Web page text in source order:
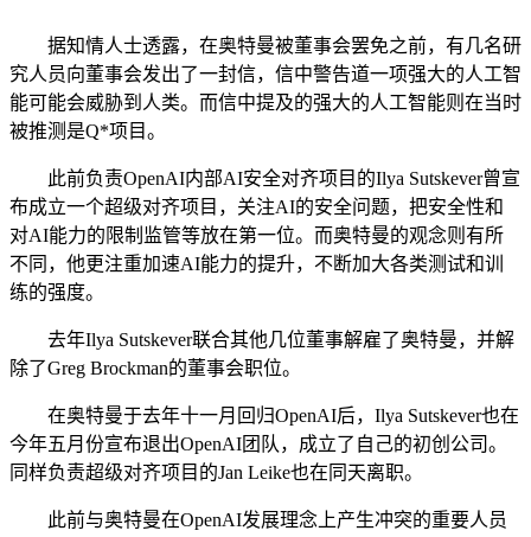
据知情人士透露，在奥特曼被董事会罢免之前，有几名研
究人员向董事会发出了一封信，信中警告道一项强大的人工智
能可能会威胁到人类。而信中提及的强大的人工智能则在当时
被推测是Q*项目。
此前负责OpenAI内部AI安全对齐项目的Ilya Sutskever曾宣
布成立一个超级对齐项目，关注AI的安全问题，把安全性和
对AI能力的限制监管等放在第一位。而奥特曼的观念则有所
不同，他更注重加速AI能力的提升，不断加大各类测试和训
练的强度。
去年Ilya Sutskever联合其他几位董事解雇了奥特曼，并解
除了Greg Brockman的董事会职位。
在奥特曼于去年十一月回归OpenAI后，Ilya Sutskever也在
今年五月份宣布退出OpenAI团队，成立了自己的初创公司。
同样负责超级对齐项目的Jan Leike也在同天离职。
此前与奥特曼在OpenAI发展理念上产生冲突的重要人员